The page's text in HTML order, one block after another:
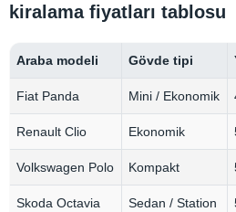
kiralama fiyatları tablosu
Araba modeli Gövde tipi
Fiat Panda Mini / Ekonomik
Renault Clio Ekonomik
Volkswagen Polo Kompakt
Skoda Octavia Sedan / Station